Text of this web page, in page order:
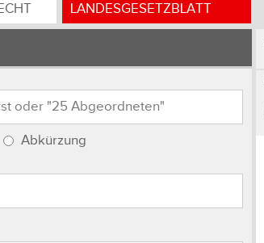
LANDESGESETZBLATT
Abkürzung